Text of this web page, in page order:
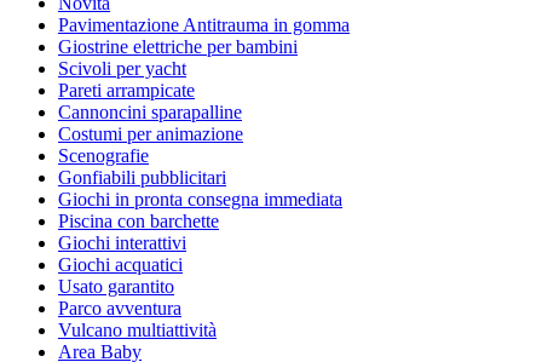
Pavimentazione Antitrauma in gomma
Giostrine elettriche per bambini
Scivoli per yacht
Pareti arrampicate
Cannoncini sparapalline
Costumi per animazione
Scenografie
Gonfiabili pubblicitari
Giochi in pronta consegna immediata
Piscina con barchette
Giochi interattivi
Giochi acquatici
Usato garantito
Parco avventura
Vulcano multiattività
Area Baby